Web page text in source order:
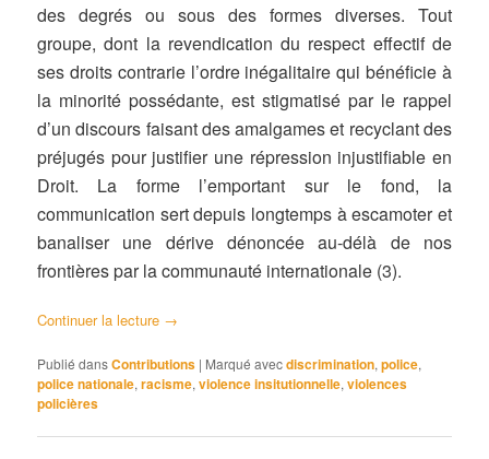
des degrés ou sous des formes diverses. Tout
groupe, dont la revendication du respect effectif de
ses droits contrarie l’ordre inégalitaire qui bénéficie à
la minorité possédante, est stigmatisé par le rappel
d’un discours faisant des amalgames et recyclant des
préjugés pour justifier une répression injustifiable en
Droit. La forme l’emportant sur le fond, la
communication sert depuis longtemps à escamoter et
banaliser une dérive dénoncée au-délà de nos
frontières par la communauté internationale (3).
Continuer la lecture →
Publié dansContributions | Marqué avecdiscrimination,police,
police nationale,racisme,violence insitutionnelle,violences
policières